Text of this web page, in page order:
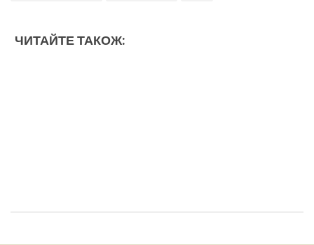
ЧИТАЙТЕ ТАКОЖ: